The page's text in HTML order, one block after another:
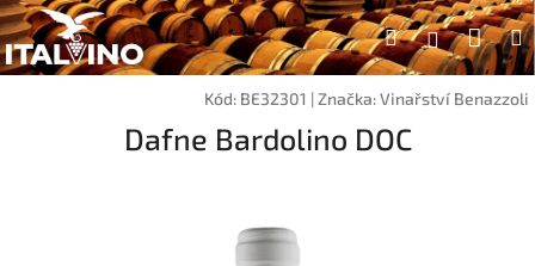
Přejít
na
obsah
Hledat
Kód: BE32301 |Značka:Vinařství Benazzoli
Dafne Bardolino DOC